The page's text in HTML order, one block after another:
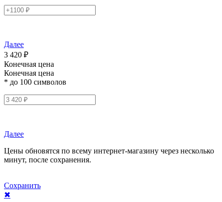
Далее
3 420 ₽
Конечная цена
Конечная цена
* до 100 символов
Далее
Цены обновятся по всему интернет-магазину через несколько
минут, после сохранения.
Сохранить
✖